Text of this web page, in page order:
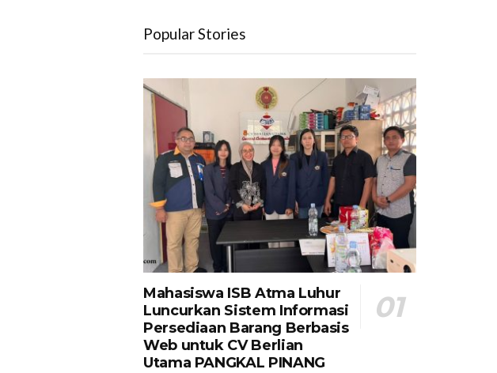
Popular Stories
Mahasiswa ISB Atma Luhur
Luncurkan Sistem Informasi
Persediaan Barang Berbasis
Web untuk CV Berlian
Utama​ PANGKAL PINANG